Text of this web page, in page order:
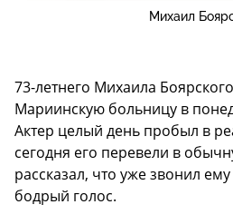
Михаил
73-летнего Михаила
Мариинскую больницу в
Актер целый день пробыл в
сегодня его перевели в
рассказал, что уже звонил
бодрый голос.